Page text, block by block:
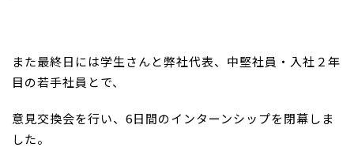
また最終日には学生さんと弊社代表、中堅社員・入社２年
目の若手社員とで、
意見交換会を行い、6日間のインターンシップを閉幕しま
した。